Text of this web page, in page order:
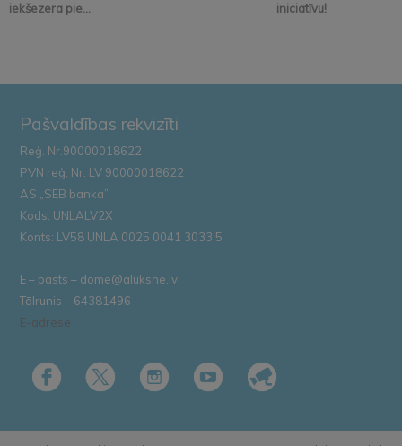
iekšezera pie...
iniciatīvu!
Pašvaldības rekvizīti
Reģ. Nr.90000018622
PVN reģ. Nr. LV 90000018622
AS „SEB banka”
Kods: UNLALV2X
Konts: LV58 UNLA 0025 0041 3033 5
E – pasts – dome@aluksne.lv
Tālrunis – 64381496
E-adrese